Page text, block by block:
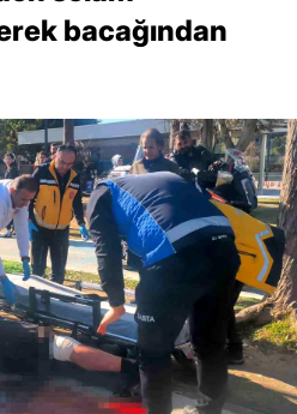
bacağından